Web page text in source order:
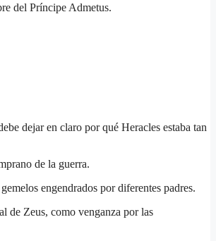
del Príncipe Admetus.
dejar en claro por qué Heracles estaba tan
de la guerra.
engendrados por diferentes padres.
de Zeus, como venganza por las